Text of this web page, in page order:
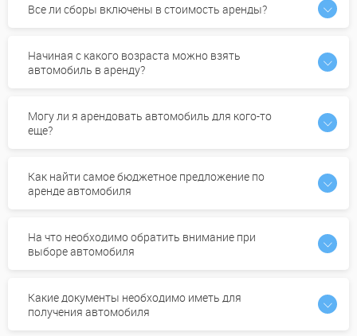
Все ли сборы включены в стоимость аренды?
Начиная с какого возраста можно взять
автомобиль в аренду?
Могу ли я арендовать автомобиль для кого-то
еще?
Как найти самое бюджетное предложение по
аренде автомобиля
На что необходимо обратить внимание при
выборе автомобиля
Какие документы необходимо иметь для
получения автомобиля